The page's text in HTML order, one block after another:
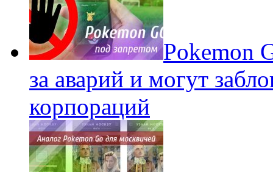
Pokеmon
за аварий и могут
корпораций